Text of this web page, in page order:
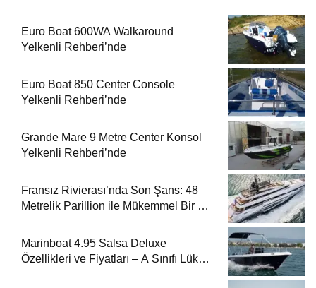
Euro Boat 600WA Walkaround
Yelkenli Rehberi’nde
Euro Boat 850 Center Console
Yelkenli Rehberi’nde
Grande Mare 9 Metre Center Konsol
Yelkenli Rehberi’nde
Fransız Rivierası’nda Son Şans: 48
Metrelik Parillion ile Mükemmel Bir Yat
Marinboat 4.95 Salsa Deluxe
Özellikleri ve Fiyatları – A Sınıfı Lüks